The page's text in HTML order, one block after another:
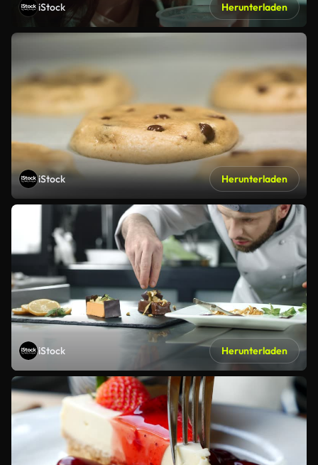
iStock Herunterladen
iStock Herunterladen
iStock Herunterladen